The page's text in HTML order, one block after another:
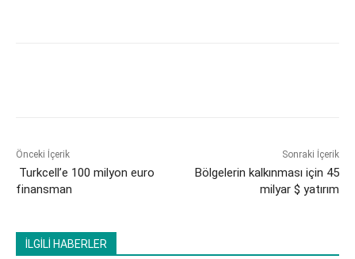
Önceki İçerik
Turkcell’e 100 milyon euro
finansman
Sonraki İçerik
Bölgelerin kalkınması için 45
milyar $ yatırım
İLGİLİ HABERLER